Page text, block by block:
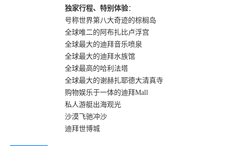
独家行程、特别体验：
号称世界第八大奇迹的棕榈岛
全球唯二的阿布扎比卢浮宫
全球最大的迪拜音乐喷泉
全球最大的迪拜水族馆
全球最高的哈利法塔
全球最大的谢赫扎耶德大清真寺
购物娱乐于一体的迪拜Mall
私人游艇出海观光
沙漠飞驰冲沙
迪拜世博城